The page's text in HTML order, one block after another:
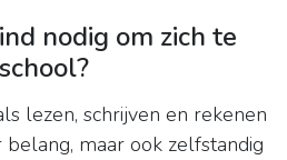
nodig om zich te
lezen, schrijven en rekenen
belang, maar ook zelfstandig